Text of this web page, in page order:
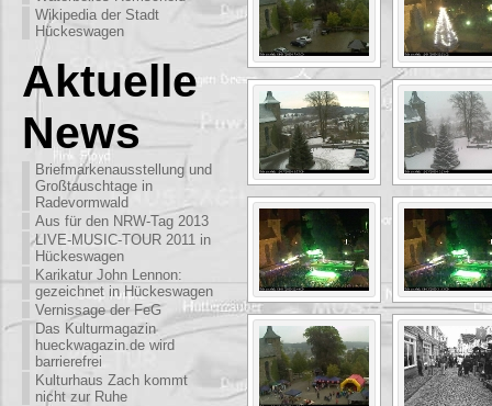
Wikipedia der Stadt
Hückeswagen
Aktuelle
News
Briefmarkenausstellung und
Großtauschtage in
Radevormwald
Aus für den NRW-Tag 2013
LIVE-MUSIC-TOUR 2011 in
Hückeswagen
Karikatur John Lennon:
gezeichnet in Hückeswagen
Vernissage der FeG
Das Kulturmagazin
hueckwagazin.de wird
barrierefrei
Kulturhaus Zach kommt
nicht zur Ruhe